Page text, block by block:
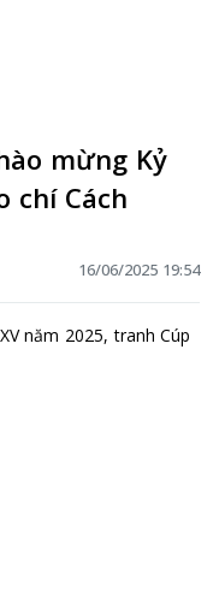
mừng Kỷ
chí Cách
16/06/2025 19:54